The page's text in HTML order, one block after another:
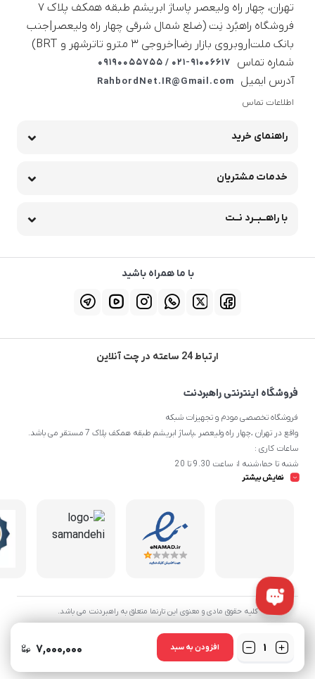
تعدادافزودن به سبد ۷,۰۰۰,۰۰۰
تهران، چهار راه ولیعصر پاساژ ابریشم طبقه همکف پلاک ۷
فروشگاه راهبُرد نِت (ضلع شمال شرقی چهار راه ولیعصر|جنب
بانک ملت|روبروی بازار رضا|خروجی ۳ مترو تاترشهر و BRT)‎‎
شماره تماس
021-91006617 / 09190055755
آدرس ایمیل
RahbordNet.IR@Gmail.com
اطلاعات تماس
راهنمای خرید
خدمات مشتریان
با راهــبــرد نــت
با ما همراه باشید
ارتباط 24 ساعته در چت آنلاین
فروشگاه اینترنتی راهبردنت
فروشگاه تخصصی مودم و تجهیزات شبکه
واقع در تهران ،چهار راه ولیعصر ،پاساژ ابریشم طبقه همکف پلاک 7 مستقر می باشد.
ساعات کاری :
شنبه تا چهارشنبه از ساعت 9.30 تا 20
پنج شنبه از ساعت 9.30 تا 17
نمایش بیشتر
کلیه حقوق مادی و معنوی این تارنما متعلق به راهبردنت می باشد.